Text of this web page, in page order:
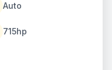
Auto
715hp